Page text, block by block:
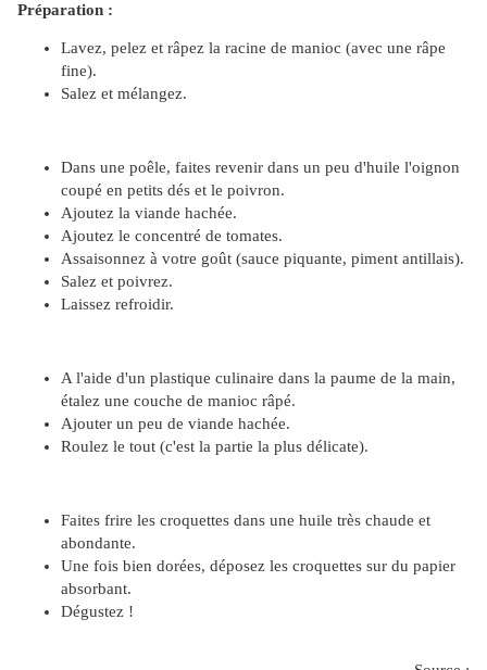
Préparation :
Lavez, pelez et râpez la racine de manioc (avec une râpe
fine).
Salez et mélangez.
Dans une poêle, faites revenir dans un peu d'huile l'oignon
coupé en petits dés et le poivron.
Ajoutez la viande hachée.
Ajoutez le concentré de tomates.
Assaisonnez à votre goût (sauce piquante, piment antillais).
Salez et poivrez.
Laissez refroidir.
A l'aide d'un plastique culinaire dans la paume de la main,
étalez une couche de manioc râpé.
Ajouter un peu de viande hachée.
Roulez le tout (c'est la partie la plus délicate).
Faites frire les croquettes dans une huile très chaude et
abondante.
Une fois bien dorées, déposez les croquettes sur du papier
absorbant.
Dégustez !